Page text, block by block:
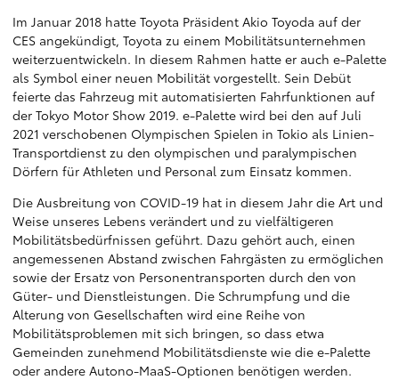
Im Januar 2018 hatte Toyota Präsident Akio Toyoda auf der
CES angekündigt, Toyota zu einem Mobilitätsunternehmen
weiterzuentwickeln. In diesem Rahmen hatte er auch e-Palette
als Symbol einer neuen Mobilität vorgestellt. Sein Debüt
feierte das Fahrzeug mit automatisierten Fahrfunktionen auf
der Tokyo Motor Show 2019. e-Palette wird bei den auf Juli
2021 verschobenen Olympischen Spielen in Tokio als Linien-
Transportdienst zu den olympischen und paralympischen
Dörfern für Athleten und Personal zum Einsatz kommen.
Die Ausbreitung von COVID-19 hat in diesem Jahr die Art und
Weise unseres Lebens verändert und zu vielfältigeren
Mobilitätsbedürfnissen geführt. Dazu gehört auch, einen
angemessenen Abstand zwischen Fahrgästen zu ermöglichen
sowie der Ersatz von Personentransporten durch den von
Güter- und Dienstleistungen. Die Schrumpfung und die
Alterung von Gesellschaften wird eine Reihe von
Mobilitätsproblemen mit sich bringen, so dass etwa
Gemeinden zunehmend Mobilitätsdienste wie die e-Palette
oder andere Autono-MaaS-Optionen benötigen werden.